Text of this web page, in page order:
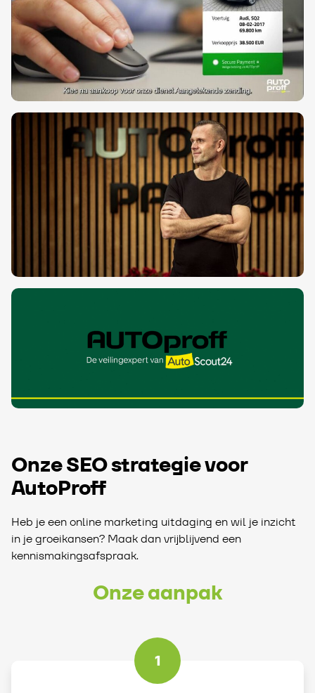
Onze SEO strategie voor
AutoProff
Heb je een online marketing uitdaging en wil je inzicht
in je groeikansen? Maak dan vrijblijvend een
kennismakingsafspraak.
Onze aanpak
1